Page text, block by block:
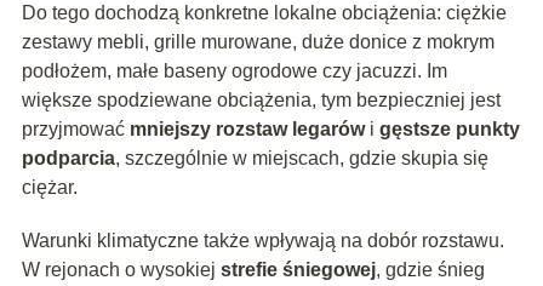
Do tego dochodzą konkretne lokalne obciążenia: ciężkie
zestawy mebli, grille murowane, duże donice z mokrym
podłożem, małe baseny ogrodowe czy jacuzzi. Im
większe spodziewane obciążenia, tym bezpieczniej jest
przyjmować mniejszy rozstaw legarówi gęstsze punkty
podparcia, szczególnie w miejscach, gdzie skupia się
ciężar.
Warunki klimatyczne także wpływają na dobór rozstawu.
W rejonach o wysokiej strefie śniegowej, gdzie śnieg